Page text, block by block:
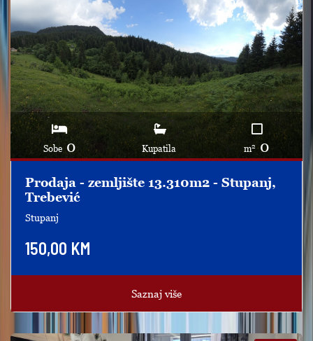
Sobe 0 Kupatila m2 0
Prodaja - zemljište 13.310m2 - Stupanj,
Trebević
Stupanj
150,00 KM
Saznaj više